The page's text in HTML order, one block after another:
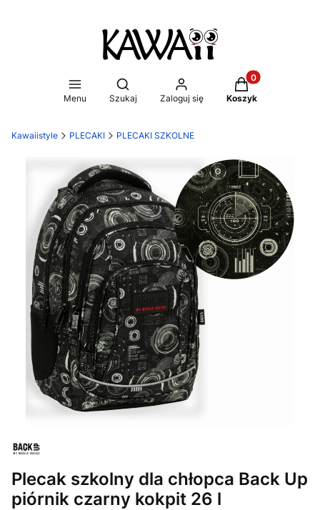
Menu
Otwórz wyszukiwarkę
Szukaj Zaloguj się
Produkty w
Koszyk
Kawaiistyle PLECAKI PLECAKI SZKOLNE
Plecak szkolny dla chłopca Back Up
piórnik czarny kokpit 26 l